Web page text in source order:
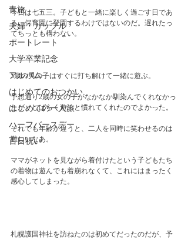
青旅
夫婦・カップル
ポートレート
大学卒業記念
アルバム
はじめてのおつかい
はじめての一人旅
ハーフバースデー
百日祝い
今日は七五三。子どもと一緒に楽しく過ごす日であ
る。保育園に登園するわけではないのだ。遅れたっ
てちっとも構わない。
5歳の男の子はすぐに打ち解けて一緒に遊ぶ。
予想通り2歳の女の子がなかなか馴染んでくれなかっ
たが、しばらく遊ぶと慣れてくれたのでよかった。
それでも年齢が違うと、二人を同時に笑わせるのは
難しいなあ。
ママがネットを見ながら着付けたという子どもたち
の着物は遊んでも着崩れなくて、これにはまったく
感心してしまった。
札幌護国神社を訪ねたのは初めてだったのだが、予